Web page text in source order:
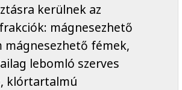
kerülnek az
mágnesezhető
mágnesezhető fémek,
lebomló szerves
klórtartalmú